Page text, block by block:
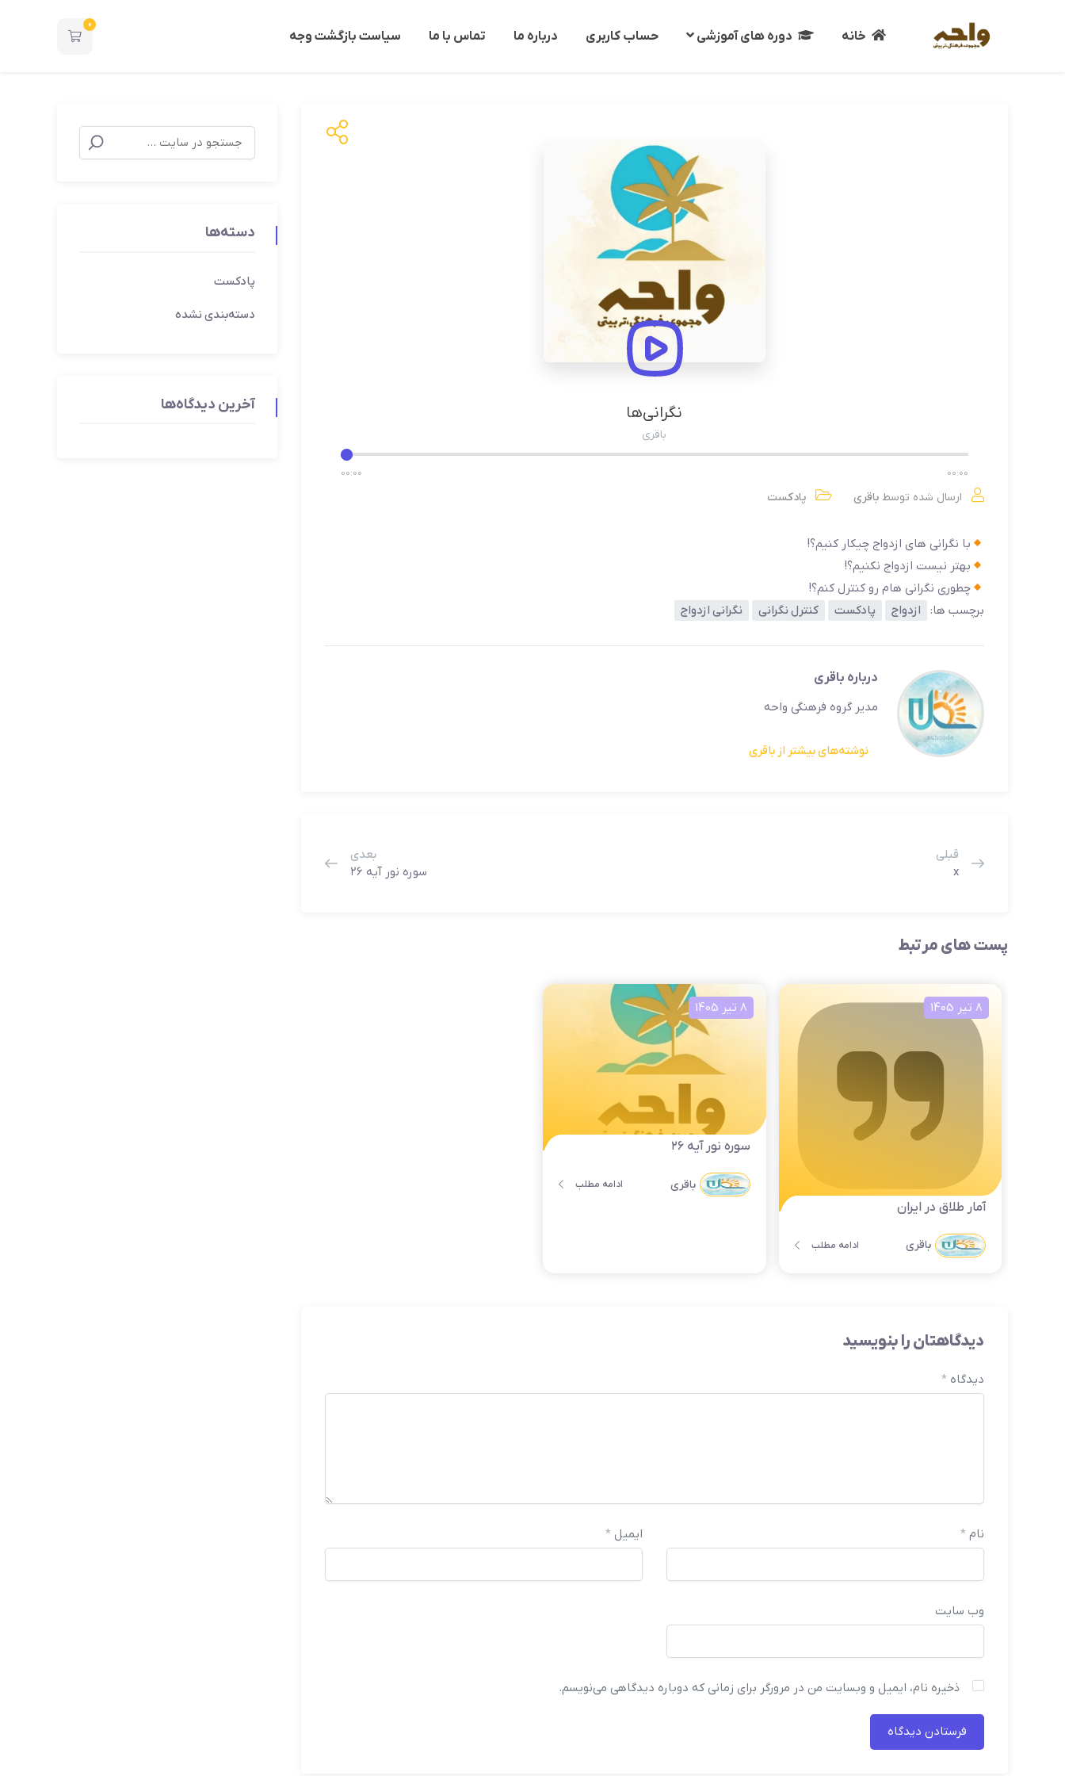
خانه دوره های آموزشی حساب كاربری درباره ما تماس با ما سیاست بازگشت وجه
0
نگرانی‌ها
باقری
00:00 00:00
ارسال شده توسط باقری پادکست
با نگرانی های ازدواج چیکار کنیم؟!
بهتر نیست ازدواج نکنیم؟!
چطوری نگرانی هام رو کنترل کنم؟!
برچسب ها:
ازدواج پادکست کنترل نگرانی نگرانی ازدواج
درباره باقری
مدیر گروه فرهنگی واحه
نوشته‌های بیشتر از باقری
قبلی
x
بعدی
سوره نور آیه ۲۶
پست های مرتبط
8 تیر 1405
آمار طلاق در ایران
باقری ادامه مطلب
8 تیر 1405
سوره نور آیه ۲۶
باقری ادامه مطلب
دیدگاهتان را بنویسید
دیدگاه *
نام * ایمیل*
وب‌ سایت
ذخیره نام، ایمیل و وبسایت من در مرورگر برای زمانی که دوباره دیدگاهی می‌نویسم.
دسته‌ها
پادکست
دسته‌بندی نشده
آخرین دیدگاه‌ها